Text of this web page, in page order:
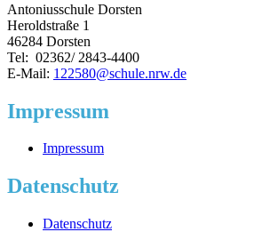
Antoniusschule Dorsten
Heroldstraße 1
46284 Dorsten
Tel: 02362/ 2843-4400
E-Mail: 122580@schule.nrw.de
Impressum
Impressum
Datenschutz
Datenschutz